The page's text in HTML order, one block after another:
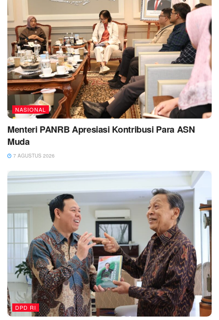
NASIONAL
Menteri PANRB Apresiasi Kontribusi Para ASN
Muda
7 AGUSTUS 2026
DPD RI